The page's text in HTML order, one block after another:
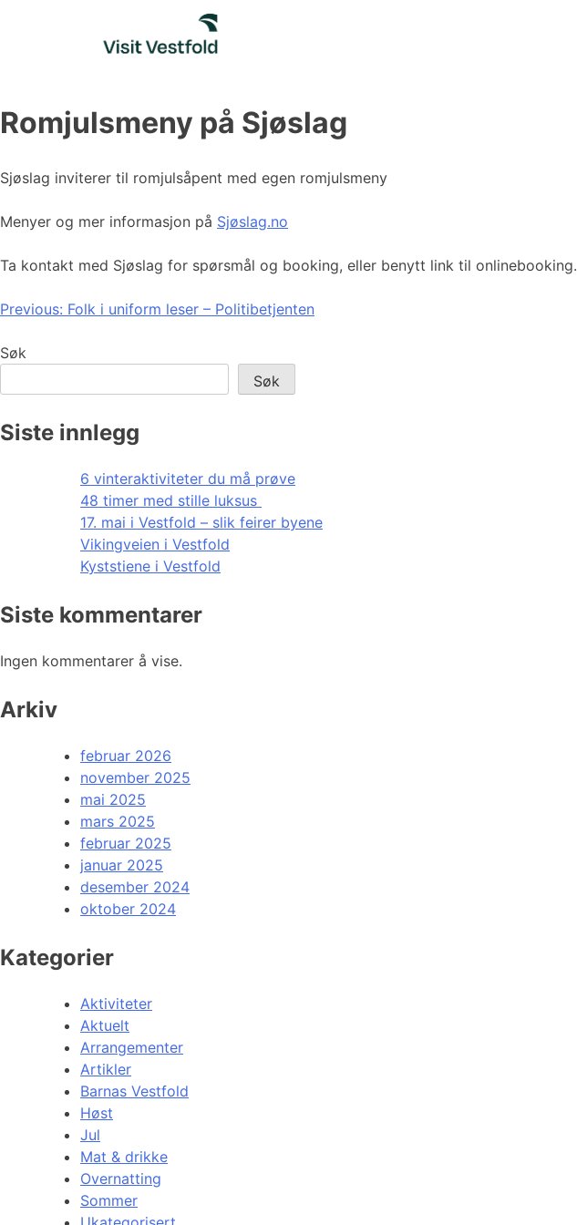
Romjulsmeny på Sjøslag
Sjøslag inviterer til romjulsåpent med egen romjulsmeny
Menyer og mer informasjon på Sjøslag.no
Ta kontakt med Sjøslag for spørsmål og booking, eller benytt link til onlinebooking.
Innleggsnavigasjon
Previous: Folk i uniform leser – Politibetjenten
Søk
Søk
Siste innlegg
6 vinteraktiviteter du må prøve
48 timer med stille luksus
17. mai i Vestfold – slik feirer byene
Vikingveien i Vestfold
Kyststiene i Vestfold
Siste kommentarer
Ingen kommentarer å vise.
Arkiv
februar 2026
november 2025
mai 2025
mars 2025
februar 2025
januar 2025
desember 2024
oktober 2024
Kategorier
Aktiviteter
Aktuelt
Arrangementer
Artikler
Barnas Vestfold
Høst
Jul
Mat & drikke
Overnatting
Sommer